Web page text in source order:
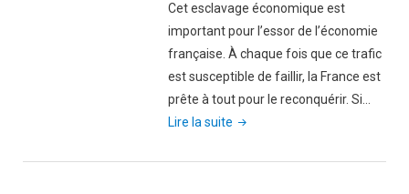
en
Cet esclavage économique est
important pour l’essor de l’économie
française. À chaque fois que ce trafic
est susceptible de faillir, la France est
prête à tout pour le reconquérir. Si…
Lire la suite "Scandale:
un